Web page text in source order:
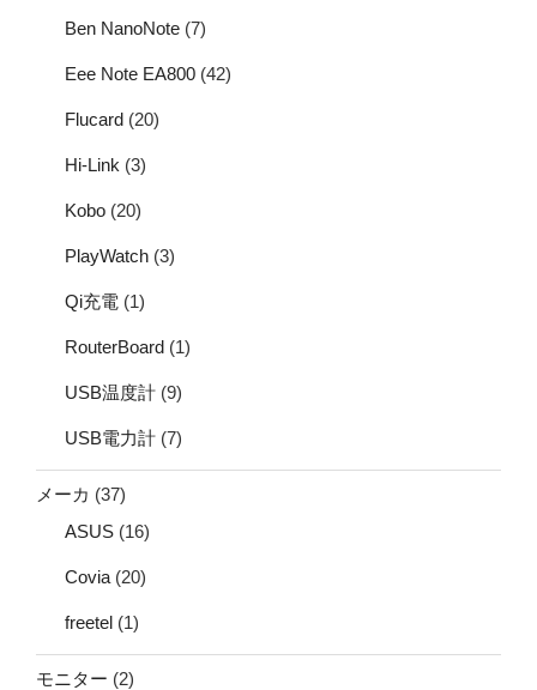
Ben NanoNote (7)
Eee Note EA800 (42)
Flucard (20)
Hi-Link (3)
Kobo (20)
PlayWatch (3)
Qi充電 (1)
RouterBoard (1)
USB温度計 (9)
USB電力計 (7)
メーカ (37)
ASUS (16)
Covia (20)
freetel (1)
モニター (2)